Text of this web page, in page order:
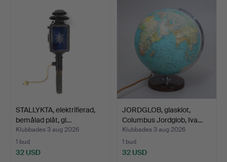
STALLYKTA, elektrifierad,
bemålad plåt, gl…
Klubbades 3 aug 2026
1 bud
32 USD
JORDGLOB, glasklot,
Columbus Jordglob, Iva…
Klubbades 3 aug 2026
1 bud
32 USD